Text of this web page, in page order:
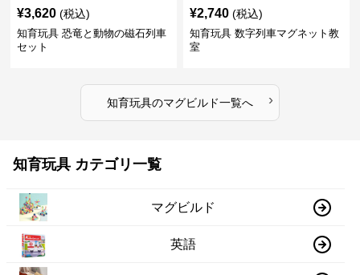
¥3,620 (税込)
知育玩具 恐竜と動物の磁石列車
セット
¥2,740 (税込)
知育玩具 数字列車マグネット教
室
知育玩具のマグビルド一覧へ ›
知育玩具 カテゴリ一覧
マグビルド
英語